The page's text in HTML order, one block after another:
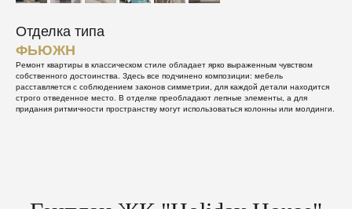
Отделка типа
ФЬЮЖН
Ремонт квартиры в классическом стиле обладает ярко выраженным чувством
собственного достоинства. Здесь все подчинено композиции: мебель
расставляется с соблюдением законов симметрии, для каждой детали находится
строго отведенное место. В отделке преобладают лепные элементы, а для
придания ритмичности пространству могут использоваться колонны или молдинги.